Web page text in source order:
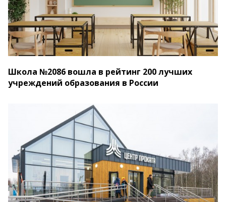
Школа №2086 вошла в рейтинг 200 лучших
учреждений образования в России